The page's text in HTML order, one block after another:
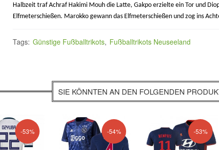
Halbzeit traf Achraf Hakimi Mouh die Latte, Gakpo erzielte ein Tor und
Elfmeterschießen. Marokko gewann das Elfmeterschießen und zog ins
Tags: Günstige Fußballtrikots, Fußballtrikots Neuseeland
SIE KÖNNTEN AN DEN FOLGENDEN
-53% -54% -53%